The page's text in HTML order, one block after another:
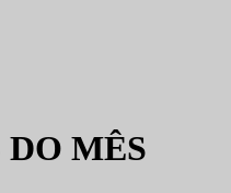
MÊS